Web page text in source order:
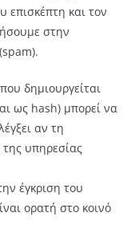
επισκέπτη και τον
στην
δημιουργείται
ως hash) μπορεί να
αν τη
της υπηρεσίας
έγκριση του
ορατή στο κοινό